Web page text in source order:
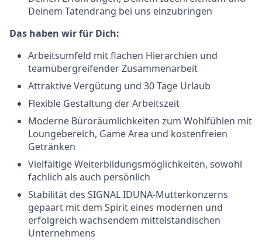
Deinem Tatendrang bei uns einzubringen
Das haben wir für Dich:
Arbeitsumfeld mit flachen Hierarchien und
teamübergreifender Zusammenarbeit
Attraktive Vergütung und 30 Tage Urlaub
Flexible Gestaltung der Arbeitszeit
Moderne Büroräumlichkeiten zum Wohlfühlen mit
Loungebereich, Game Area und kostenfreien
Getränken
Vielfältige Weiterbildungsmöglichkeiten, sowohl
fachlich als auch persönlich
Stabilität des SIGNAL IDUNA-Mutterkonzerns
gepaart mit dem Spirit eines modernen und
erfolgreich wachsendem mittelständischen
Unternehmens